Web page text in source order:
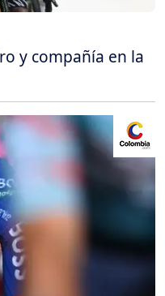
y compañía en la